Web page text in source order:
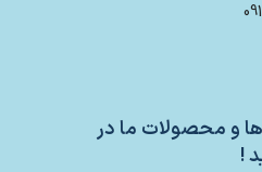
و محصولات ما در
!